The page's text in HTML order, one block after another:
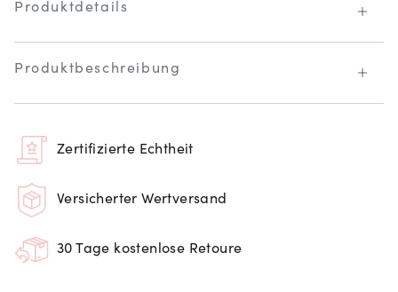
Produktdetails
Produktbeschreibung
Zertifizierte Echtheit
Versicherter Wertversand
30 Tage kostenlose Retoure